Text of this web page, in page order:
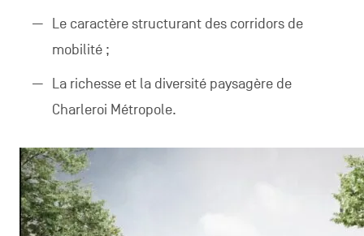
Le caractère structurant des corridors de
mobilité ;
La richesse et la diversité paysagère de
Charleroi Métropole.